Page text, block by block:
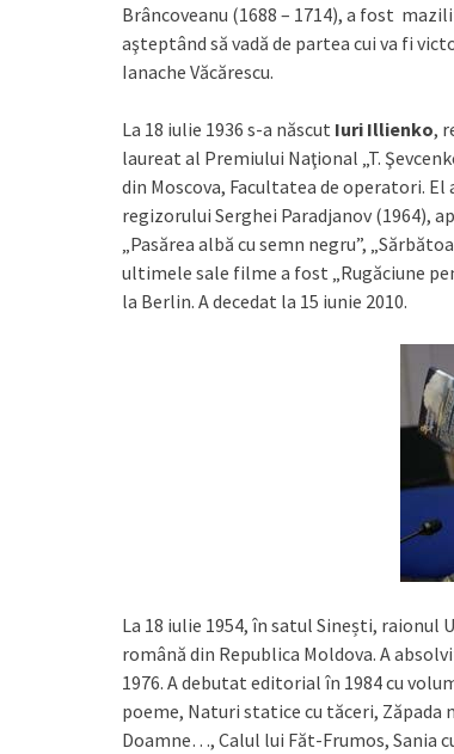
Brâncoveanu (1688 – 1714), a fost
aşteptând să vadă de partea cui va fi
Ianache Văcărescu.
La 18 iulie 1936 s-a născut Iuri Illienko,
laureat al Premiului Naţional „T.
din Moscova, Facultatea de operatori.
regizorului Serghei Paradjanov (1964),
„Pasărea albă cu semn negru”,
ultimele sale filme a fost „Rugăciune
la Berlin. A decedat la 15 iunie 2010.
La 18 iulie 1954, în satul Sinești, raionul
română din Republica Moldova. A
1976. A debutat editorial în 1984 cu
poeme, Naturi statice cu tăceri,
Doamne…, Calul lui Făt-Frumos, Sania